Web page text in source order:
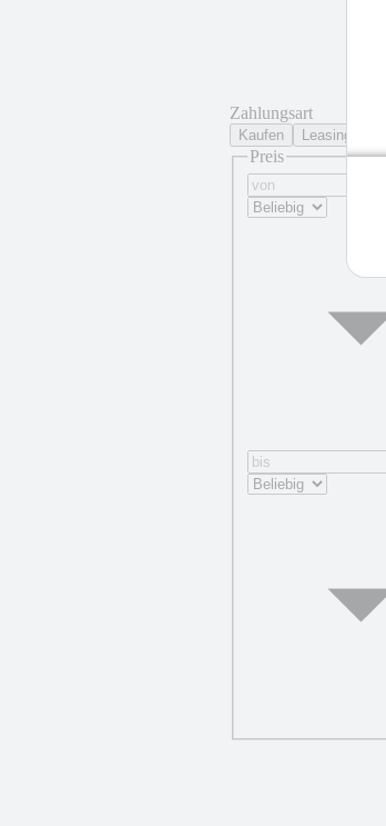
Zahlungsart
Kaufen Leasing
Preis